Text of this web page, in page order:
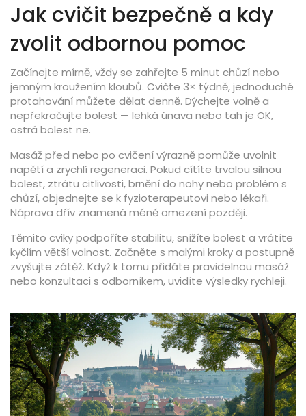
Jak cvičit bezpečně a kdy
zvolit odbornou pomoc
Začínejte mírně, vždy se zahřejte 5 minut chůzí nebo
jemným kroužením kloubů. Cvičte 3× týdně, jednoduché
protahování můžete dělat denně. Dýchejte volně a
nepřekračujte bolest — lehká únava nebo tah je OK,
ostrá bolest ne.
Masáž před nebo po cvičení výrazně pomůže uvolnit
napětí a zrychlí regeneraci. Pokud cítíte trvalou silnou
bolest, ztrátu citlivosti, brnění do nohy nebo problém s
chůzí, objednejte se k fyzioterapeutovi nebo lékaři.
Náprava dřív znamená méně omezení později.
Těmito cviky podpoříte stabilitu, snížíte bolest a vrátíte
kyčlím větší volnost. Začněte s malými kroky a postupně
zvyšujte zátěž. Když k tomu přidáte pravidelnou masáž
nebo konzultaci s odborníkem, uvidíte výsledky rychleji.